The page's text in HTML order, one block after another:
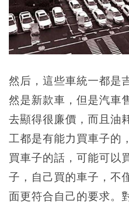
然后，這些車統一都是
然是新款車，但是汽車
去顯得很廉價，而且油
工都是有能力買車子的
買車子的話，可能可以
子，自己買的車子，不
面更符合自己的要求。